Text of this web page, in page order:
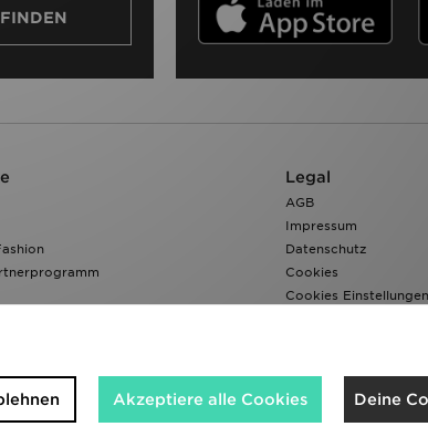
Legal
AGB
Impressum
Datenschutz
Cookies
Cookies Einstellungen
Deine
Akzeptiere alle Cookies